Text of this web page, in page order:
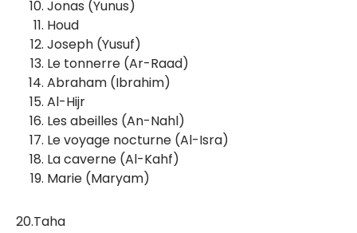
Jonas (Yunus)
Houd
Joseph (Yusuf)
Le tonnerre (Ar-Raad)
Abraham (Ibrahim)
Al-Hijr
Les abeilles (An-Nahl)
Le voyage nocturne (Al-Isra)
La caverne (Al-Kahf)
Marie (Maryam)
20.Taha